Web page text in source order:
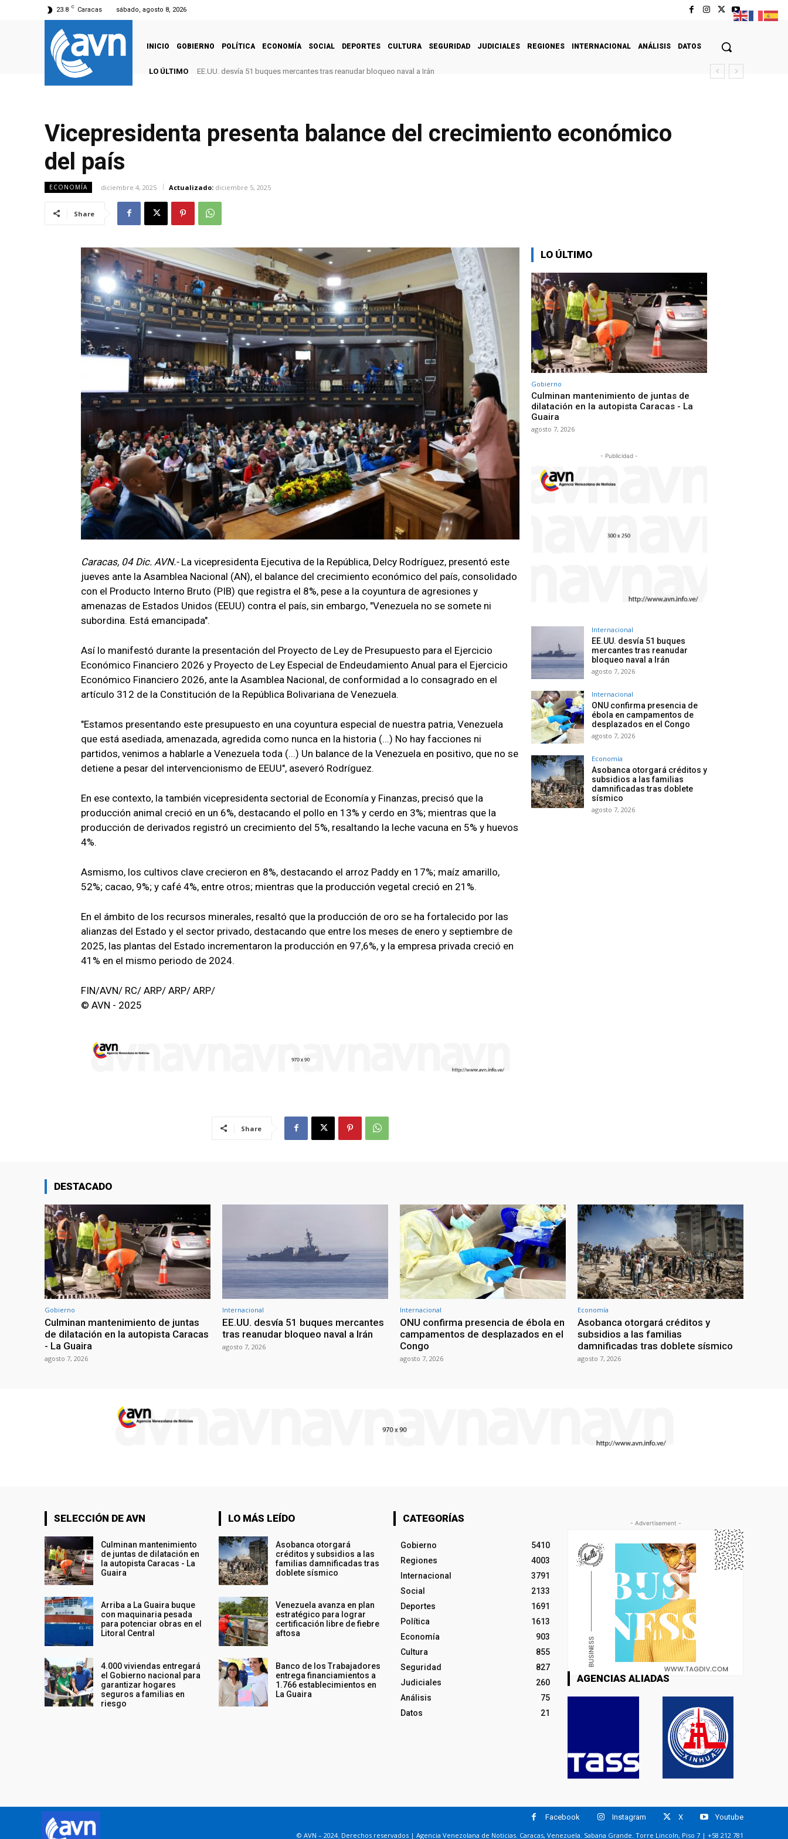
23.8 C Caracas sábado, agosto 8, 2026
INICIO GOBIERNO POLÍTICA ECONOMÍA SOCIAL DEPORTES CULTURA SEGURIDAD JUDICIALES REGIONES INTERNACIONAL ANÁLISIS DATOS
LO ÚLTIMO EE.UU. desvía 51 buques mercantes tras reanudar bloqueo naval a Irán
Vicepresidenta presenta balance del crecimiento económico
del país
ECONOMÍA diciembre 4, 2025 Actualizado: diciembre 5, 2025
Share
Caracas, 04 Dic. AVN.- La vicepresidenta Ejecutiva de la República, Delcy Rodríguez, presentó este
jueves ante la Asamblea Nacional (AN), el balance del crecimiento económico del país, consolidado
con el Producto Interno Bruto (PIB) que registra el 8%, pese a la coyuntura de agresiones y
amenazas de Estados Unidos (EEUU) contra el país, sin embargo, "Venezuela no se somete ni
subordina. Está emancipada".
Así lo manifestó durante la presentación del Proyecto de Ley de Presupuesto para el Ejercicio
Económico Financiero 2026 y Proyecto de Ley Especial de Endeudamiento Anual para el Ejercicio
Económico Financiero 2026, ante la Asamblea Nacional, de conformidad a lo consagrado en el
artículo 312 de la Constitución de la República Bolivariana de Venezuela.
"Estamos presentando este presupuesto en una coyuntura especial de nuestra patria, Venezuela
que está asediada, amenazada, agredida como nunca en la historia (...) No hay facciones ni
partidos, venimos a hablarle a Venezuela toda (...) Un balance de la Venezuela en positivo, que no se
detiene a pesar del intervencionismo de EEUU", aseveró Rodríguez.
En ese contexto, la también vicepresidenta sectorial de Economía y Finanzas, precisó que la
producción animal creció en un 6%, destacando el pollo en 13% y cerdo en 3%; mientras que la
producción de derivados registró un crecimiento del 5%, resaltando la leche vacuna en 5% y huevos
4%.
Asmismo, los cultivos clave crecieron en 8%, destacando el arroz Paddy en 17%; maíz amarillo,
52%; cacao, 9%; y café 4%, entre otros; mientras que la producción vegetal creció en 21%.
En el ámbito de los recursos minerales, resaltó que la producción de oro se ha fortalecido por las
alianzas del Estado y el sector privado, destacando que entre los meses de enero y septiembre de
2025, las plantas del Estado incrementaron la producción en 97,6%, y la empresa privada creció en
41% en el mismo periodo de 2024.
FIN/AVN/ RC/ ARP/ ARP/ ARP/
© AVN - 2025
Share
LO ÚLTIMO
Gobierno
Culminan mantenimiento de juntas de
dilatación en la autopista Caracas - La
Guaira
agosto 7, 2026
- Publicidad -
Internacional
EE.UU. desvía 51 buques
mercantes tras reanudar
bloqueo naval a Irán
agosto 7, 2026
Internacional
ONU confirma presencia de
ébola en campamentos de
desplazados en el Congo
agosto 7, 2026
Economía
Asobanca otorgará créditos y
subsidios a las familias
damnificadas tras doblete
sísmico
agosto 7, 2026
DESTACADO
Gobierno
Culminan mantenimiento de juntas
de dilatación en la autopista Caracas
- La Guaira
agosto 7, 2026
Internacional
EE.UU. desvía 51 buques mercantes
tras reanudar bloqueo naval a Irán
agosto 7, 2026
Internacional
ONU confirma presencia de ébola en
campamentos de desplazados en el
Congo
agosto 7, 2026
Economía
Asobanca otorgará créditos y
subsidios a las familias
damnificadas tras doblete sísmico
agosto 7, 2026
SELECCIÓN DE AVN
Culminan mantenimiento
de juntas de dilatación en
la autopista Caracas - La
Guaira
Arriba a La Guaira buque
con maquinaria pesada
para potenciar obras en el
Litoral Central
4.000 viviendas entregará
el Gobierno nacional para
garantizar hogares
seguros a familias en
riesgo
LO MÁS LEÍDO
Asobanca otorgará
créditos y subsidios a las
familias damnificadas tras
doblete sísmico
Venezuela avanza en plan
estratégico para lograr
certificación libre de fiebre
aftosa
Banco de los Trabajadores
entrega financiamientos a
1.766 establecimientos en
La Guaira
CATEGORÍAS
Gobierno
5410
Regiones
4003
Internacional
3791
Social
2133
Deportes
1691
Política
1613
Economía
903
Cultura
855
Seguridad
827
Judiciales
260
Análisis
75
Datos
21
- Advertisement -
AGENCIAS ALIADAS
Facebook Instagram X Youtube
© AVN – 2024. Derechos reservados | Agencia Venezolana de Noticias. Caracas, Venezuela. Sabana Grande. Torre Lincoln, Piso 7 | +58 212 781